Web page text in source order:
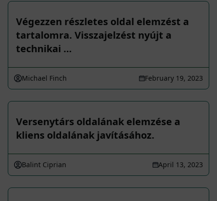
Végezzen részletes oldal elemzést a
tartalomra. Visszajelzést nyújt a
technikai …
Michael Finch February 19, 2023
Versenytárs oldalának elemzése a
kliens oldalának javításához.
Balint Ciprian April 13, 2023